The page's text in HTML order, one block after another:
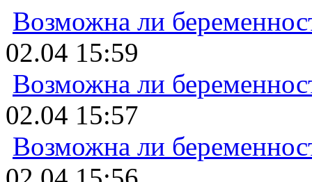
Возможна ли
02.04 15:59
Возможна ли
02.04 15:57
Возможна ли